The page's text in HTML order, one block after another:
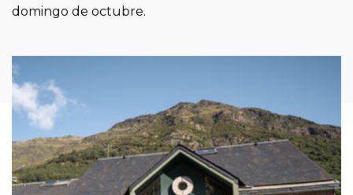
domingo de octubre.
Imagen